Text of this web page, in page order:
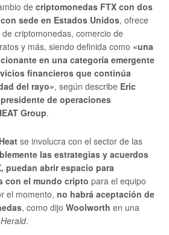
de criptomonedas FTX con dos
sede en Estados Unidos, ofrece
criptomonedas, comercio de
y más, siendo definida como «una
en una categoría emergente
financieros que continúa
del rayo», según describe Eric
de operaciones
Group.
se involucra con el sector de las
las estrategias y acuerdos
puedan abrir espacio para
con el mundo cripto para el equipo
el momento, no habrá aceptación de
, como dijo Woolworth en una
.